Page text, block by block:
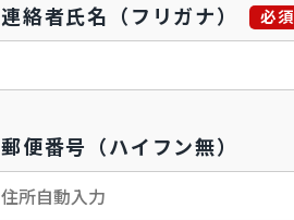
連絡者氏名（フリガナ） 必須
郵便番号（ハイフン無）